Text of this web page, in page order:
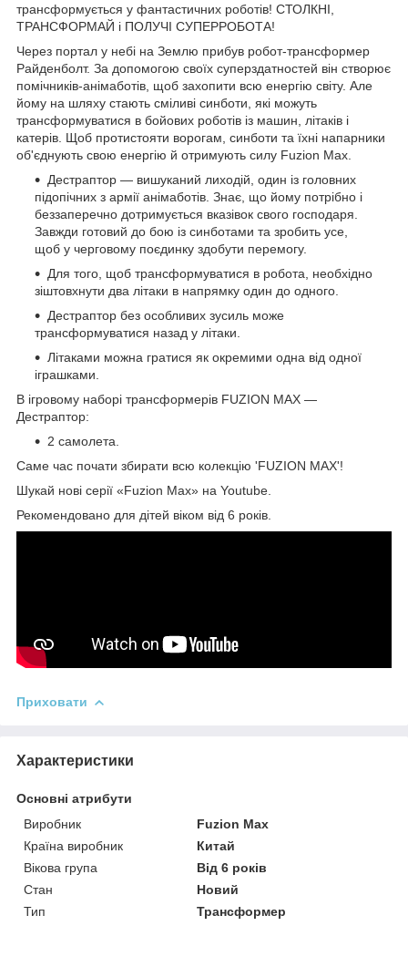
трансформується у фантастичних роботів! СТОЛКНІ,
ТРАНСФОРМАЙ і ПОЛУЧІ СУПЕРРОБОТА!
Через портал у небі на Землю прибув робот-трансформер
Райденболт. За допомогою своїх суперздатностей він створює
помічників-анімаботів, щоб захопити всю енергію світу. Але
йому на шляху стають сміливі синботи, які можуть
трансформуватися в бойових роботів із машин, літаків і
катерів. Щоб протистояти ворогам, синботи та їхні напарники
об'єднують свою енергію й отримують силу Fuzion Max.
Дестраптор — вишуканий лиходій, один із головних
підопічних з армії анімаботів. Знає, що йому потрібно і
беззаперечно дотримується вказівок свого господаря.
Завжди готовий до бою із синботами та зробить усе,
щоб у черговому поєдинку здобути перемогу.
Для того, щоб трансформуватися в робота, необхідно
зіштовхнути два літаки в напрямку один до одного.
Дестраптор без особливих зусиль може
трансформуватися назад у літаки.
Літаками можна гратися як окремими одна від одної
іграшками.
В ігровому наборі трансформерів FUZION MAX —
Дестраптор:
2 самолета.
Саме час почати збирати всю колекцію 'FUZION MAX'!
Шукай нові серії «Fuzion Max» на Youtube.
Рекомендовано для дітей віком від 6 років.
Приховати
Характеристики
Основні атрибути
Виробник
Fuzion Max
Країна виробник
Китай
Вікова група
Від 6 років
Стан
Новий
Тип
Трансформер